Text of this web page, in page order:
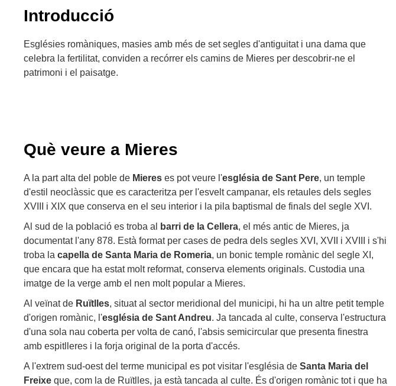
Introducció
Esglésies romàniques, masies amb més de set segles d'antiguitat i una dama que
celebra la fertilitat, conviden a recórrer els camins de Mieres per descobrir-ne el
patrimoni i el paisatge.
Què veure a Mieres
A la part alta del poble de Mieres es pot veure l'església de Sant Pere, un temple
d'estil neoclàssic que es caracteritza per l'esvelt campanar, els retaules dels segles
XVIII i XIX que conserva en el seu interior i la pila baptismal de finals del segle XVI.
Al sud de la població es troba al
barri de la Cellera, el més antic de Mieres, ja
documentat l'any 878. Està format per cases de pedra dels segles XVI, XVII i XVIII i s'hi
troba la capella de Santa Maria de Romeria, un bonic temple romànic del segle XI,
que encara que ha estat molt reformat, conserva elements originals. Custodia una
imatge de la verge amb el nen molt popular a Mieres.
Al veïnat de Ruïtlles, situat al sector meridional del municipi, hi ha un altre petit temple
d'origen romànic, l'església de Sant Andreu. Ja tancada al culte, conserva l'estructura
d'una sola nau coberta per volta de canó, l'absis semicircular que presenta finestra
amb espitlleres i la forja original de la porta d'accés.
A l'extrem sud-oest del terme municipal es pot visitar l'església de Santa Maria del
Freixe que, com la de Ruïtlles, ja està tancada al culte. És d'origen romànic tot i que ha